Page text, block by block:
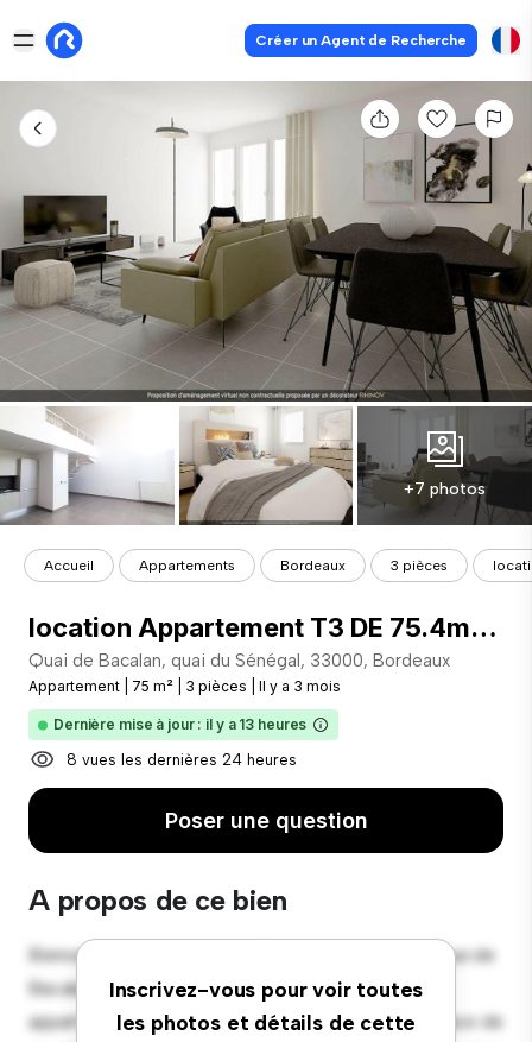
Créer un Agent de Recherche
+7 photos
Accueil Appartements Bordeaux 3 pièces
location Appartement T3 DE 75.4m² À BORDEAUX
Quai de Bacalan, quai du Sénégal, 33000, Bordeaux
Appartement 75 m² 3 pièces Il y a 3 mois
Dernière mise à jour : il y a 13 heures
8 vues les dernières 24 heures
Poser une question
A propos de ce bien
Inscrivez-vous pour voir toutes
les photos et détails de cette
Bienvenue dans votre nouvelle retraite urbaine à Quai de
Bacalan, quai du Sénégal, 33000, Bordeaux ! Cet
appartement moderne de 3 chambres offre un espace de